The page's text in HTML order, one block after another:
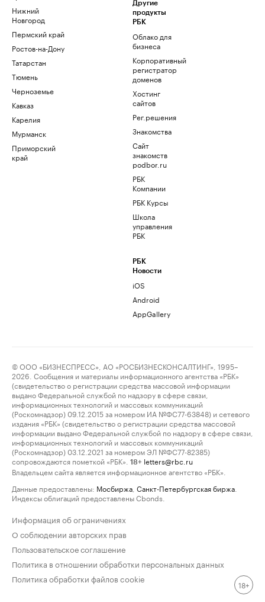
Нижний
Новгород
Пермский край
Ростов-на-Дону
Татарстан
Тюмень
Черноземье
Кавказ
Карелия
Мурманск
Приморский
край
Другие
продукты
РБК
Облако для
бизнеса
Корпоративный
регистратор
доменов
Хостинг
сайтов
Рег.решения
Знакомства
Сайт
знакомств
podbor.ru
РБК
Компании
РБК Курсы
Школа
управления
РБК
РБК
Новости
iOS
Android
AppGallery
© ООО «БИЗНЕСПРЕСС», АО «РОСБИЗНЕСКОНСАЛТИНГ», 1995–
2026. Сообщения и материалы информационного агентства «РБК»
(свидетельство о регистрации средства массовой информации
выдано Федеральной службой по надзору в сфере связи,
информационных технологий и массовых коммуникаций
(Роскомнадзор) 09.12.2015 за номером ИА №ФС77-63848) и сетевого
издания «РБК» (свидетельство о регистрации средства массовой
информации выдано Федеральной службой по надзору в сфере связи,
информационных технологий и массовых коммуникаций
(Роскомнадзор) 03.12.2021 за номером ЭЛ №ФС77-82385)
сопровождаются пометкой «РБК».
18+ letters@rbc.ru
Владельцем сайта является информационное агентство «РБК».
Данные предоставлены: Мосбиржа Санкт-Петербургская биржа
Индексы облигаций предоставлены Cbonds.
Информация об ограничениях
О соблюдении авторских прав
Пользовательское соглашение
Политика в отношении обработки персональных данных
Политика обработки файлов cookie
18+